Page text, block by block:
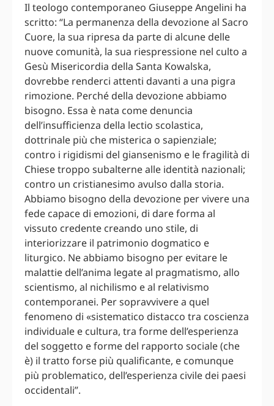
Il teologo contemporaneo Giuseppe Angelini ha
scritto: “La permanenza della devozione al Sacro
Cuore, la sua ripresa da parte di alcune delle
nuove comunità, la sua riespressione nel culto a
Gesù Misericordia della Santa Kowalska,
dovrebbe renderci attenti davanti a una pigra
rimozione. Perché della devozione abbiamo
bisogno. Essa è nata come denuncia
dell’insufficienza della lectio scolastica,
dottrinale più che misterica o sapienziale;
contro i rigidismi del giansenismo e le fragilità di
Chiese troppo subalterne alle identità nazionali;
contro un cristianesimo avulso dalla storia.
Abbiamo bisogno della devozione per vivere una
fede capace di emozioni, di dare forma al
vissuto credente creando uno stile, di
interiorizzare il patrimonio dogmatico e
liturgico. Ne abbiamo bisogno per evitare le
malattie dell’anima legate al pragmatismo, allo
scientismo, al nichilismo e al relativismo
contemporanei. Per sopravvivere a quel
fenomeno di «sistematico distacco tra coscienza
individuale e cultura, tra forme dell’esperienza
del soggetto e forme del rapporto sociale (che
è) il tratto forse più qualificante, e comunque
più problematico, dell’esperienza civile dei paesi
occidentali”.